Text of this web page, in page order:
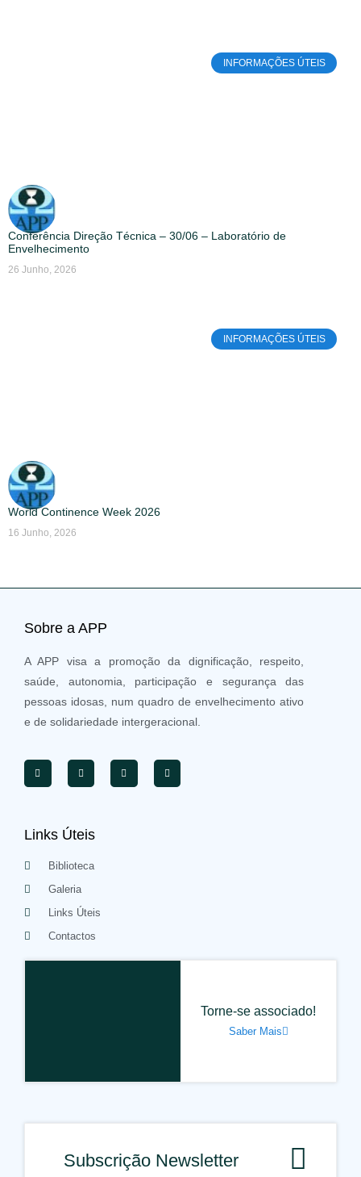
INFORMAÇÕES ÚTEIS
Conferência Direção Técnica – 30/06 – Laboratório de
Envelhecimento
26 Junho, 2026
INFORMAÇÕES ÚTEIS
World Continence Week 2026
16 Junho, 2026
Sobre a APP
A APP visa a promoção da dignificação, respeito,
saúde, autonomia, participação e segurança das
pessoas idosas, num quadro de envelhecimento ativo
e de solidariedade intergeracional.
Links Úteis
Biblioteca
Galeria
Links Úteis
Contactos
Torne-se associado!
Saber Mais
Subscrição Newsletter